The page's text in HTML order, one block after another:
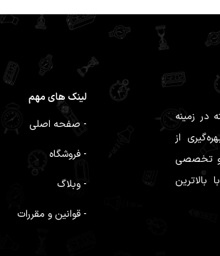
در زمینه
از
و تخصصی
بالاترین
لینک های مهم
- صفحه اصلی
- فروشگاه
- وبلاگ
- قوانین و مقررات